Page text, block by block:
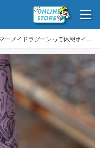
グーンって休憩ポイントにしがちだよね～